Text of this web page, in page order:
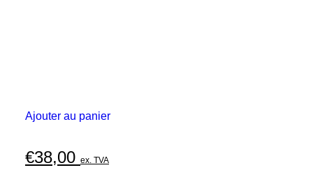
Ajouter au panier
€38,00 ex. TVA